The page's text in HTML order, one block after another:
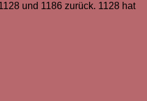
und 1186 zurück. 1128 hat